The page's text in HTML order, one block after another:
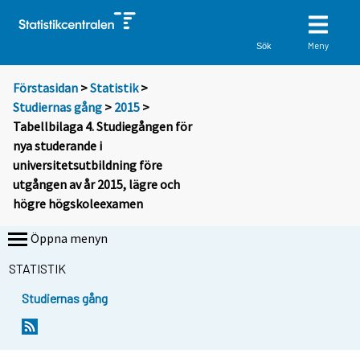
Sök Meny
Förstasidan >Statistik >
Studiernas gång > 2015 >
Tabellbilaga 4. Studiegången för
nya studerande i
universitetsutbildning före
utgången av år 2015, lägre och
högre högskoleexamen
Öppna menyn
STATISTIK
Studiernas gång